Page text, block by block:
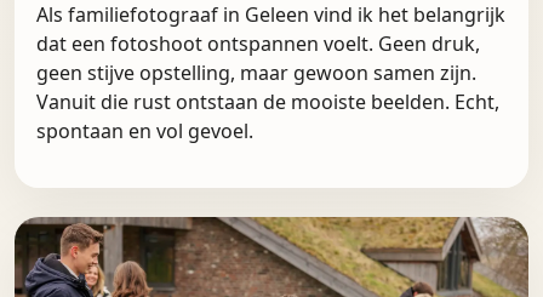
Als familiefotograaf in Geleen vind ik het belangrijk
dat een fotoshoot ontspannen voelt. Geen druk,
geen stijve opstelling, maar gewoon samen zijn.
Vanuit die rust ontstaan de mooiste beelden. Echt,
spontaan en vol gevoel.